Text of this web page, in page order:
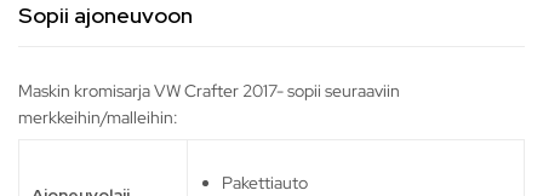
Sopii ajoneuvoon
Maskin kromisarja VW Crafter 2017- sopii seuraaviin
merkkeihin/malleihin:
Pakettiauto